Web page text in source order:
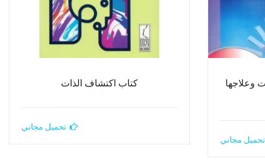
وعلاجها
تحميل مجاني
كتاب اكتشاف الذات
تحميل مجاني